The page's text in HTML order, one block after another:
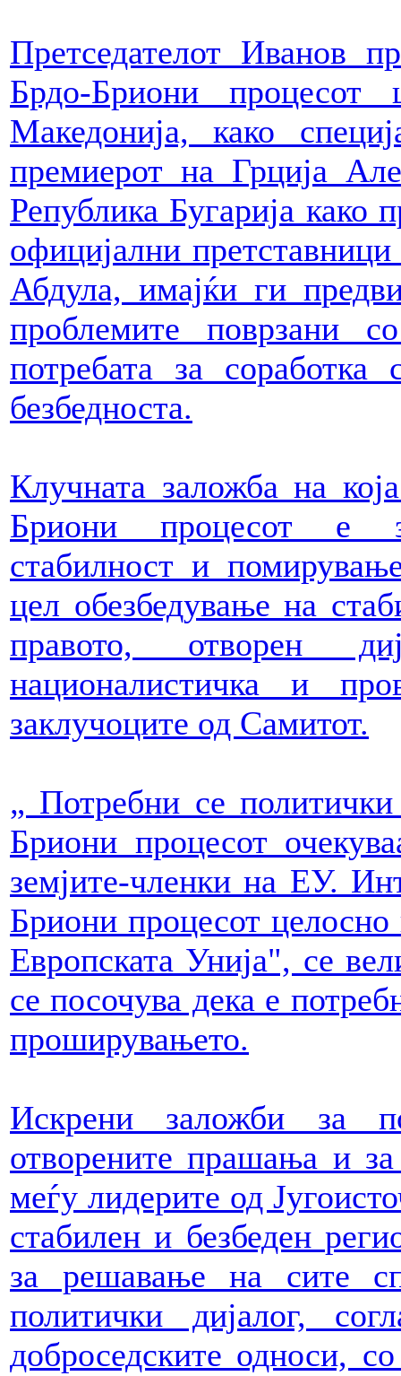
Претседателот Иванов
Брдо-Бриони
Македонија, како
премиерот на Грција
Република Бугарија како
официјални
Абдула, имајќи ги
проблемите поврзани
потребата за
безбедноста.
Клучната заложба на
Бриони процесот е
стабилност и
цел обезбедување на
правото, отворен
националистичка и
заклучоците од Самитот.
„ Потребни се
Бриони процесот
земјите-членки на ЕУ.
Бриони процесот целосно
Европската Унија", се
се посочува дека е
проширувањето.
Искрени заложби за
отворените прашања и
меѓу лидерите од
стабилен и безбеден
за решавање на сите
политички дијалог,
доброседските односи,